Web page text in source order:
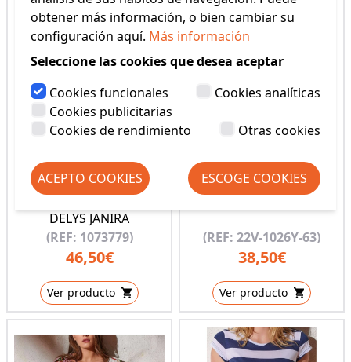
VESTIDO DRESS LONG
DELYS JANIRA
(REF: 1073779)
46,50€
Ver producto
VESTIDO PLAYA BELTY
(REF: 22V-1026Y-63)
38,50€
Ver producto
obtener más información, o bien cambiar su
configuración aquí. Más información
Seleccione las cookies que desea aceptar
Cookies funcionales
Cookies analíticas
Cookies publicitarias
Cookies de rendimiento
Otras cookies
ACEPTO COOKIES ESCOGE COOKIES